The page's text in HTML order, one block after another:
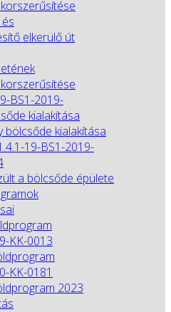
elkerülő út
BS1-2019-
kialakítása
bölcsőde kialakítása
19-BS1-2019-
a bölcsőde épülete
KK-0013
KK-0181
2023